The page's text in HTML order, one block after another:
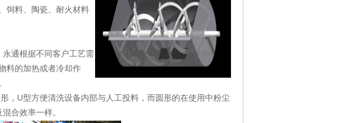
饲料、陶瓷、耐火材料
通根据不同客户工艺需
料的加热或者冷却作
，U型方便清洗设备内部与人工投料，而圆形的在使用中粉尘
合效率一样。